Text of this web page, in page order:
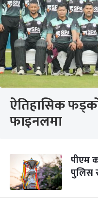
ऐतिहासिक
फाइनलमा
पीएम
पुलिस